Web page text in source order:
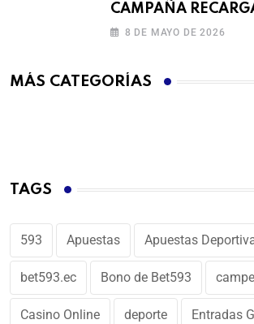
CAMPAÑA
8 DE MAYO DE 2026
MÁS CATEGORÍAS
TAGS
593 Apuestas Apuestas
bet593.ec Bono de Bet593
Casino Online deporte Entradas